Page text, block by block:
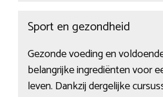
Sport en gezondheid
Gezonde voeding en
belangrijke ingrediënten voor
leven. Dankzij dergelijke